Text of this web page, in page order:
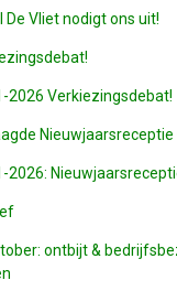
Meet & Greet
Date(s)
Bestuur
De Vliet nodigt ons uit!
2026 Verkiezingsdebat!
Nieuwjaarsreceptie
2026:
ontbijt &